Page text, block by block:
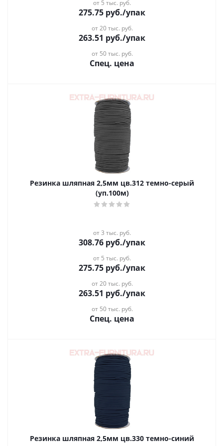
от 5 тыс. руб.
275.75 руб./упак
от 20 тыс. руб.
263.51 руб./упак
от 50 тыс. руб.
Спец. цена
Резинка шляпная 2,5мм цв.312 темно-серый
(уп.100м)
от 3 тыс. руб.
308.76 руб./упак
от 5 тыс. руб.
275.75 руб./упак
от 20 тыс. руб.
263.51 руб./упак
от 50 тыс. руб.
Спец. цена
Резинка шляпная 2,5мм цв.330 темно-синий